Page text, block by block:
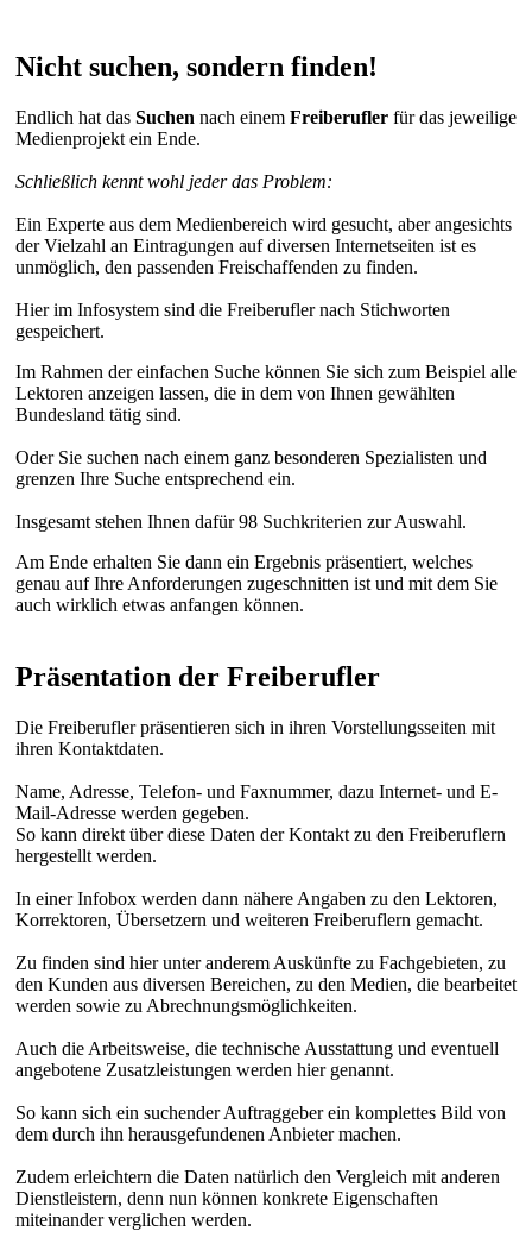
Nicht suchen, sondern finden!
Endlich hat das Suchen nach einem Freiberufler für das jeweilige
Medienprojekt ein Ende.
Schließlich kennt wohl jeder das Problem:
Ein Experte aus dem Medienbereich wird gesucht, aber angesichts
der Vielzahl an Eintragungen auf diversen Internetseiten ist es
unmöglich, den passenden Freischaffenden zu finden.
Hier im Infosystem sind die Freiberufler nach Stichworten
gespeichert.
Im Rahmen der einfachen Suche können Sie sich zum Beispiel alle
Lektoren anzeigen lassen, die in dem von Ihnen gewählten
Bundesland tätig sind.
Oder Sie suchen nach einem ganz besonderen Spezialisten und
grenzen Ihre Suche entsprechend ein.
Insgesamt stehen Ihnen dafür 98 Suchkriterien zur Auswahl.
Am Ende erhalten Sie dann ein Ergebnis präsentiert, welches
genau auf Ihre Anforderungen zugeschnitten ist und mit dem Sie
auch wirklich etwas anfangen können.
Präsentation der Freiberufler
Die Freiberufler präsentieren sich in ihren Vorstellungsseiten mit
ihren Kontaktdaten.
Name, Adresse, Telefon- und Faxnummer, dazu Internet- und E-
Mail-Adresse werden gegeben.
So kann direkt über diese Daten der Kontakt zu den Freiberuflern
hergestellt werden.
In einer Infobox werden dann nähere Angaben zu den Lektoren,
Korrektoren, Übersetzern und weiteren Freiberuflern gemacht.
Zu finden sind hier unter anderem Auskünfte zu Fachgebieten, zu
den Kunden aus diversen Bereichen, zu den Medien, die bearbeitet
werden sowie zu Abrechnungsmöglichkeiten.
Auch die Arbeitsweise, die technische Ausstattung und eventuell
angebotene Zusatzleistungen werden hier genannt.
So kann sich ein suchender Auftraggeber ein komplettes Bild von
dem durch ihn herausgefundenen Anbieter machen.
Zudem erleichtern die Daten natürlich den Vergleich mit anderen
Dienstleistern, denn nun können konkrete Eigenschaften
miteinander verglichen werden.